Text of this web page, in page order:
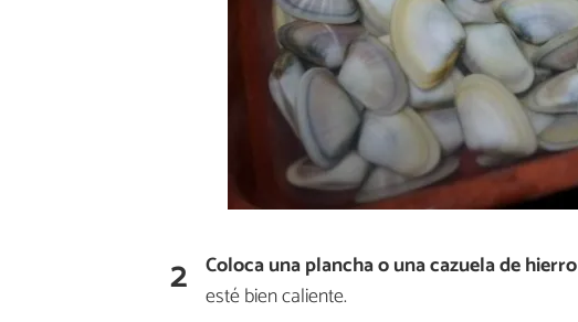
2 Coloca una plancha o una cazuela de hierro
esté bien caliente.